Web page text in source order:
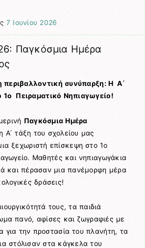
7 Ιουνίου 2026
Παγκόσμια Ημέρα
συνύπαρξη: Η Α΄
1ο Πειραματικό Νηπιαγωγείο!
Παγκόσμια Ημέρα
Α΄ τάξη του σχολείου μας
ξεχωριστή επίσκεψη στο 1ο
Μαθητές και νηπιαγωγάκια
και πέρασαν μια πανέμορφη μέρα
δράσεις!
τους, τα παιδιά
πανό, αφίσες και ζωγραφιές με
για την προστασία του πλανήτη, τα
στόλισαν στα κάγκελα του